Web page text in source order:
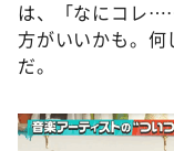
は、「なにコレ
方がいいかも。何
だ。